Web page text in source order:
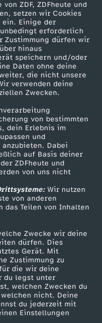
ZDF, ZDFheute und
setzen wir Cookies
ein. Einige der
erforderlich
Zustimmung dürfen wir
hinaus
speichern und/oder
Daten ohne deine
die nicht unsere
verwenden deine
Zwecken.
von bestimmten
dein Erlebnis im
und
Dabei
auf Basis deiner
ZDFheute und
von uns nicht
Wir nutzen
von anderen
das Teilen von Inhalten
Zwecke wir deine
dürfen. Dies
Gerät. Mit
Zustimmung zu
die wir deine
du legst unter
welchen Zwecken du
nicht. Deine
du jederzeit mit
Einstellungen
Kontakt zum ZDF